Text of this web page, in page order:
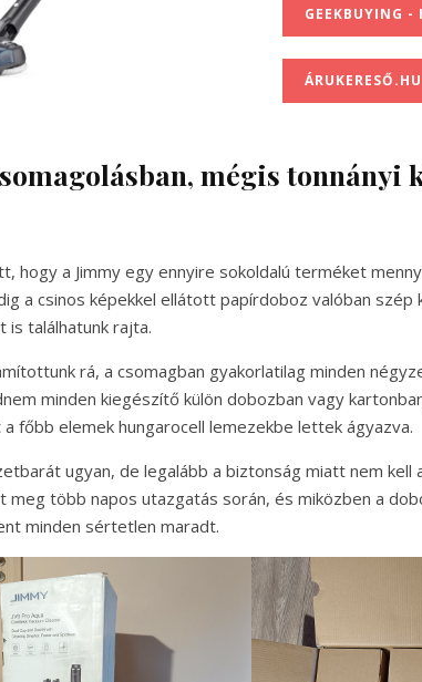
GEEKBUYING -
ÁRUKERESŐ.HU
mégis tonnányi
hogy a Jimmy egy ennyire sokoldalú terméket
a csinos képekkel ellátott papírdoboz valóban
is találhatunk rajta.
rá, a csomagban gyakorlatilag minden
minden kiegészítő külön dobozban vagy
főbb elemek hungarocell lemezekbe lettek ágyazva.
ugyan, de legalább a biztonság miatt nem kell
több napos utazgatás során, és miközben a
minden sértetlen maradt.